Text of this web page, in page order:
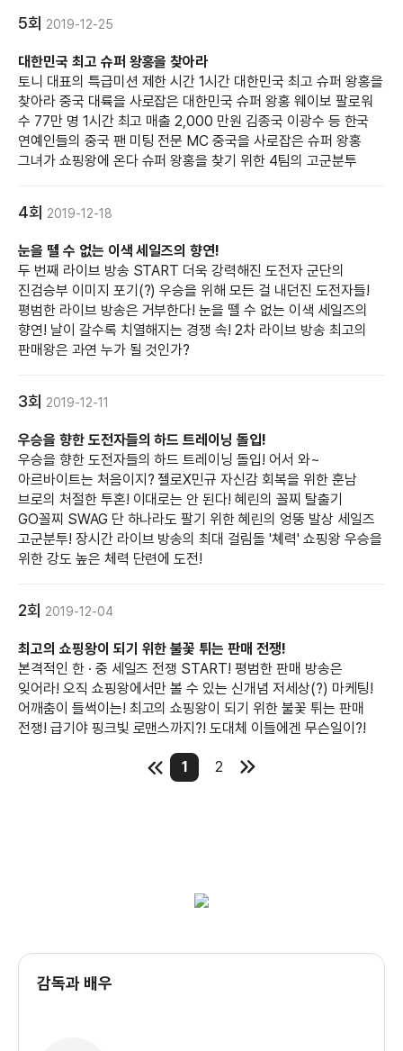
5회 2019-12-25
대한민국 최고 슈퍼 왕홍을 찾아라
토니 대표의 특급미션 제한 시간 1시간 대한민국 최고 슈퍼 왕홍을
찾아라 중국 대륙을 사로잡은 대한민국 슈퍼 왕홍 웨이보 팔로워
수 77만 명 1시간 최고 매출 2,000 만원 김종국 이광수 등 한국
연예인들의 중국 팬 미팅 전문 MC 중국을 사로잡은 슈퍼 왕홍
그녀가 쇼핑왕에 온다 슈퍼 왕홍을 찾기 위한 4팀의 고군분투
4회 2019-12-18
눈을 뗄 수 없는 이색 세일즈의 향연!
두 번째 라이브 방송 START 더욱 강력해진 도전자 군단의
진검승부 이미지 포기(?) 우승을 위해 모든 걸 내던진 도전자들!
평범한 라이브 방송은 거부한다! 눈을 뗄 수 없는 이색 세일즈의
향연! 날이 갈수록 치열해지는 경쟁 속! 2차 라이브 방송 최고의
판매왕은 과연 누가 될 것인가?
3회 2019-12-11
우승을 향한 도전자들의 하드 트레이닝 돌입!
우승을 향한 도전자들의 하드 트레이닝 돌입! 어서 와~
아르바이트는 처음이지? 젤로X민규 자신감 회복을 위한 훈남
브로의 처절한 투혼! 이대로는 안 된다! 혜린의 꼴찌 탈출기
GO꼴찌 SWAG 단 하나라도 팔기 위한 혜린의 엉뚱 발상 세일즈
고군분투! 장시간 라이브 방송의 최대 걸림돌 '쳬력' 쇼핑왕 우승을
위한 강도 높은 체력 단련에 도전!
2회 2019-12-04
최고의 쇼핑왕이 되기 위한 불꽃 튀는 판매 전쟁!
본격적인 한 · 중 세일즈 전쟁 START! 평범한 판매 방송은
잊어라! 오직 쇼핑왕에서만 볼 수 있는 신개념 저세상(?) 마케팅!
어깨춤이 들썩이는! 최고의 쇼핑왕이 되기 위한 불꽃 튀는 판매
전쟁! 급기야 핑크빛 로맨스까지?! 도대체 이들에겐 무슨일이?!
1 2
감독과 배우